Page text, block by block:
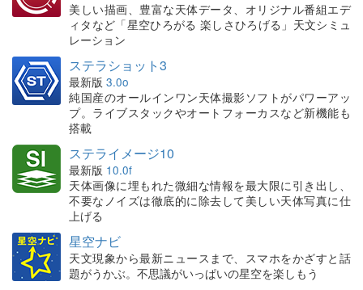
美しい描画、豊富な天体データ、オリジナル番組エデ
ィタなど「星空ひろがる 楽しさひろげる」天文シミュ
レーション
ステラショット3
最新版 3.0o
純国産のオールインワン天体撮影ソフトがパワーアッ
プ。ライブスタックやオートフォーカスなど新機能も
搭載
ステライメージ10
最新版 10.0f
天体画像に埋もれた微細な情報を最大限に引き出し、
不要なノイズは徹底的に除去して美しい天体写真に仕
上げる
星空ナビ
天文現象から最新ニュースまで、スマホをかざすと話
題がうかぶ。不思議がいっぱいの星空を楽しもう